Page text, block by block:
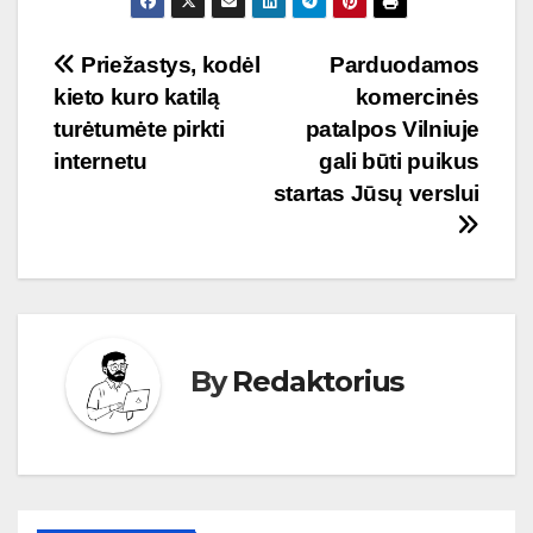
Navigacija
tarp
įrašų
Parduodamos
komercinės
patalpos Vilniuje
gali būti puikus
startas Jūsų verslui
Priežastys, kodėl
kieto kuro katilą
turėtumėte pirkti
internetu
ByRedaktorius